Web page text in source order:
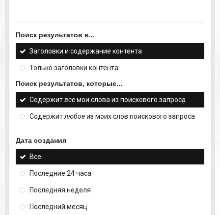
Поиск результатов в...
Заголовки и содержание контента
Только заголовки контента
Поиск результатов, которые...
Содержитвсемои слова из поискового запроса
Содержитлюбоеиз моих слов поискового запроса
Дата создания
Все
Последние 24 часа
Последняя неделя
Последний месяц